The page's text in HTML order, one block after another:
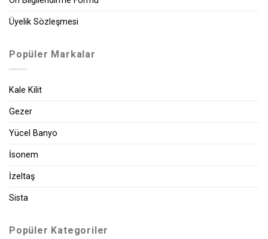
Üyelik Sözleşmesi
Popüler Markalar
Kale Kilit
Gezer
Yücel Banyo
İsonem
İzeltaş
Sista
Popüler Kategoriler